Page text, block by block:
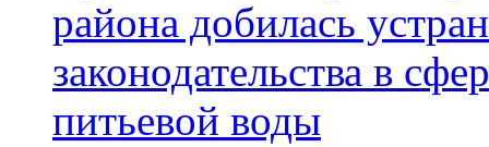
района добилась
законодательства в
питьевой воды